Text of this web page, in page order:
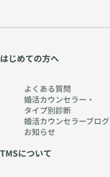
はじめての方へ
よくある質問
婚活カウンセラー・
タイプ別診断
婚活カウンセラーブログ
お知らせ
TMSについて